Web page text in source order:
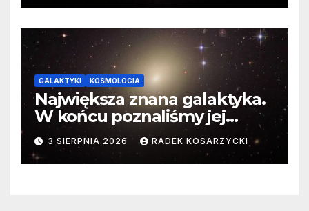
GALAKTYKI KOSMOLOGIA
Największa znana galaktyka.
W końcu poznaliśmy jej
faktyczne wymiary
3 SIERPNIA 2026 RADEK KOSARZYCKI